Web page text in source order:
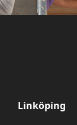
Linköping